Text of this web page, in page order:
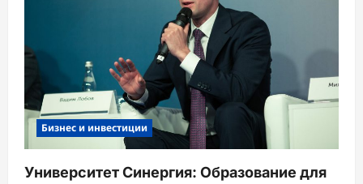
Бизнес и инвестиции
Университет Синергия: Образование для